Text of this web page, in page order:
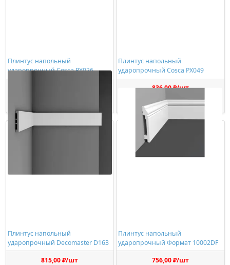
Плинтус напольный
ударопрочный Cosca PX026
Плинтус напольный
ударопрочный Cosca PX049
836,00 ₽/шт
Купить
Плинтус напольный
ударопрочный Decomaster D163
815,00 ₽/шт
Плинтус напольный
ударопрочный Формат 10002DF
756,00 ₽/шт